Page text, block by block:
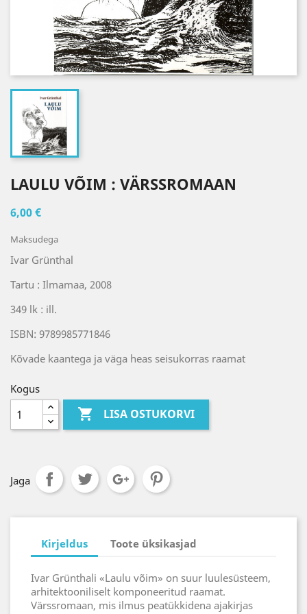
LAULU VÕIM : VÄRSSROMAAN
6,00 €
Maksudega
Ivar Grünthal
Tartu : Ilmamaa, 2008
349 lk : ill.
ISBN: 9789985771846
Kõvade kaantega ja väga heas seisukorras raamat
Kogus
 LISA OSTUKORVI
Jaga
Kirjeldus Toote üksikasjad
Ivar Grünthali «Laulu võim» on suur luulesüsteem,
arhitektooniliselt komponeeritud raamat.
Värssromaan, mis ilmus peatükkidena ajakirjas